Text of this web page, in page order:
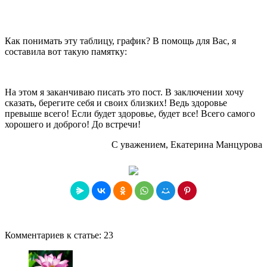
Как понимать эту таблицу, график? В помощь для Вас, я
составила вот такую памятку:
На этом я заканчиваю писать это пост. В заключении хочу
сказать, берегите себя и своих близких! Ведь здоровье
превыше всего! Если будет здоровье, будет все! Всего самого
хорошего и доброго! До встречи!
С уважением, Екатерина Манцурова
Комментариев к статье: 23